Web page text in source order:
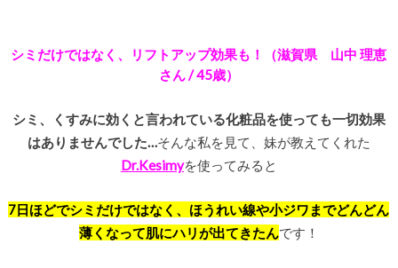
シミだけではなく、リフトアップ効果も！
（滋賀県 山中 理恵
さん / 45歳）
シミ、くすみに効くと言われている化粧品を使っても一切効果
はありませんでした…そんな私を見て、妹が教えてくれた
Dr.Kesimyを使ってみると
7日ほどでシミだけではなく、ほうれい線や小ジワまでどんどん
薄くなって肌にハリが出てきたんです！